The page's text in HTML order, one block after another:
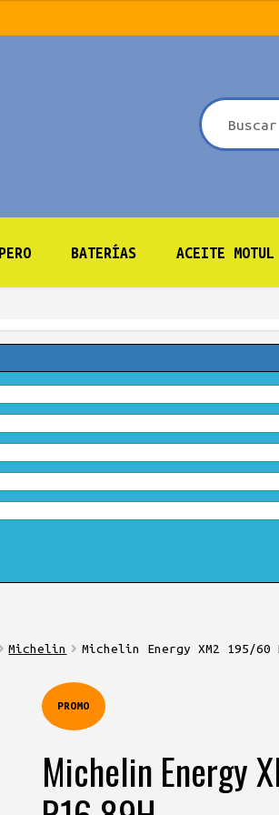
BATERÍAS ACEITE MOTUL
Michelin Michelin Energy XM2 195/60
PROMO
Michelin Energy